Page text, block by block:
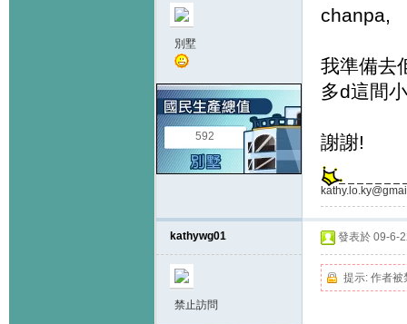
別墅
592
chanpa,
我準備去
多d這間
謝謝!
kathywg01
禁止訪問
發表於 09-6-
提示: 作者被